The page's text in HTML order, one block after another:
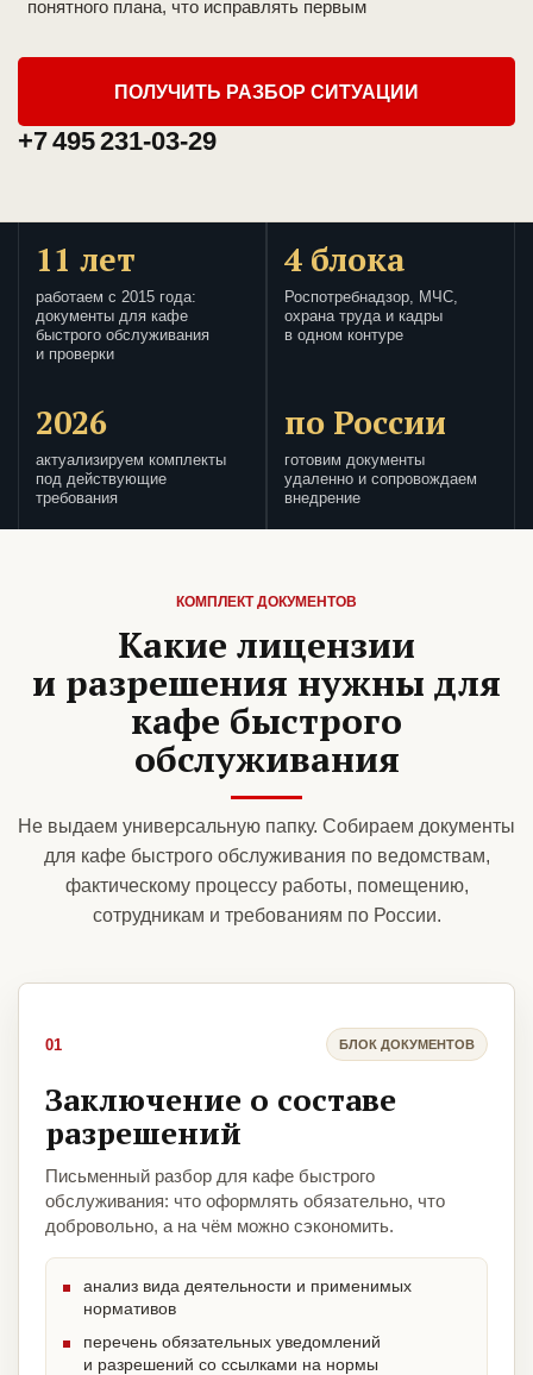
понятного плана, что исправлять первым
ПОЛУЧИТЬ РАЗБОР СИТУАЦИИ
+7 495 231-03-29
11 лет
работаем с 2015 года:
документы для кафе
быстрого обслуживания
и проверки
4 блока
Роспотребнадзор, МЧС,
охрана труда и кадры
в одном контуре
2026
актуализируем комплекты
под действующие
требования
по России
готовим документы
удаленно и сопровождаем
внедрение
КОМПЛЕКТ ДОКУМЕНТОВ
Какие лицензии
и разрешения нужны для
кафе быстрого
обслуживания
Не выдаем универсальную папку. Собираем документы
для кафе быстрого обслуживания по ведомствам,
фактическому процессу работы, помещению,
сотрудникам и требованиям по России.
01 БЛОК ДОКУМЕНТОВ
Заключение о составе
разрешений
Письменный разбор для кафе быстрого
обслуживания: что оформлять обязательно, что
добровольно, а на чём можно сэкономить.
анализ вида деятельности и применимых
нормативов
перечень обязательных уведомлений
и разрешений со ссылками на нормы